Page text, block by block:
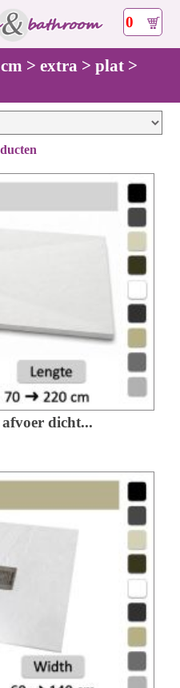
0
> extra > plat >
dicht...